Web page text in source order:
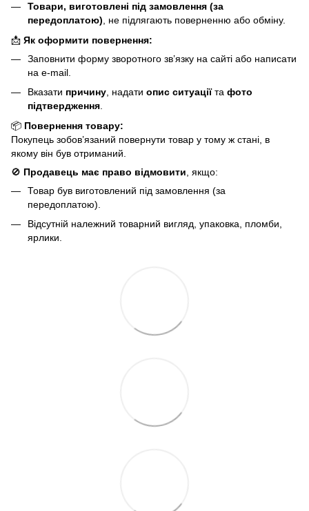
Товари, виготовлені під замовлення (за
передоплатою), не підлягають поверненню або обміну.
📩 Як оформити повернення:
Заповнити форму зворотного зв’язку на сайті або написати
на e-mail.
Вказати причину, надати опис ситуаціїта фото
підтвердження.
📦 Повернення товару:
Покупець зобов’язаний повернути товар у тому ж стані, в
якому він був отриманий.
🚫 Продавець має право відмовити , якщо:
Товар був виготовлений під замовлення (за
передоплатою).
Відсутній належний товарний вигляд, упаковка, пломби,
ярлики.